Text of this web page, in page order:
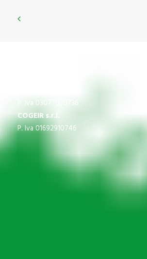
P. Iva 03077030736
COGEIR s.r.l.
P. Iva 01692910746